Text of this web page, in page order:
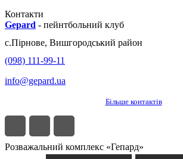
Контакти
Gepard - пейнтбольний клуб
с.Пірнове, Вишгородський район
(098) 111-99-11
info@gepard.ua
Більше контактів
Розважальний комплекс «Гепард»